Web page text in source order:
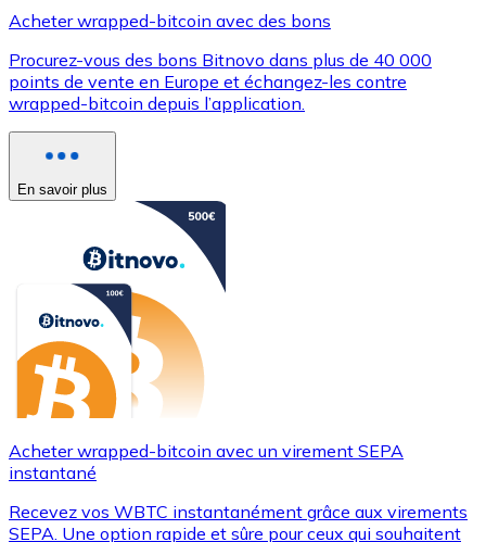
Acheter wrapped-bitcoin avec des bons
Procurez-vous des bons Bitnovo dans plus de 40 000
points de vente en Europe et échangez-les contre
wrapped-bitcoin depuis l’application.
En savoir plus
Acheter wrapped-bitcoin avec un virement SEPA
instantané
Recevez vos WBTC instantanément grâce aux virements
SEPA. Une option rapide et sûre pour ceux qui souhaitent